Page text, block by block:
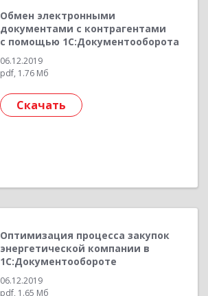
Обмен электронными
документами с контрагентами
с помощью 1С:Документооборота
06.12.2019
pdf, 1.76 Мб
Скачать
Оптимизация процесса закупок
энергетической компании в
1С:Документообороте
06.12.2019
pdf, 1.65 Мб